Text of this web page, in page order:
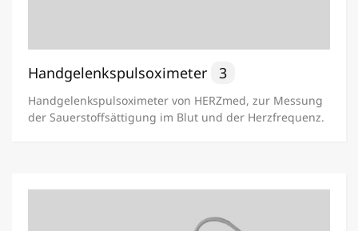
Handgelenkspulsoximeter 3
Handgelenkspulsoximeter von HERZmed, zur Messung
der Sauerstoffsättigung im Blut und der Herzfrequenz.